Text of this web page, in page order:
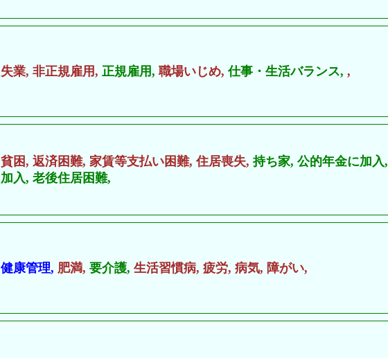
失業, 非正規雇用, 正規雇用, 職場いじめ,仕事・生活バランス, ,
貧困, 返済困難, 家賃等支払い困難,住居喪失, 持ち家, 公的年金に加入,
加入, 老後住居困難,
健康管理, 肥満, 要介護, 生活習慣病, 疲労, 病気, 障がい,